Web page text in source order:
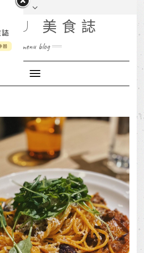
美食誌
menu blog
Toggle
Navigation